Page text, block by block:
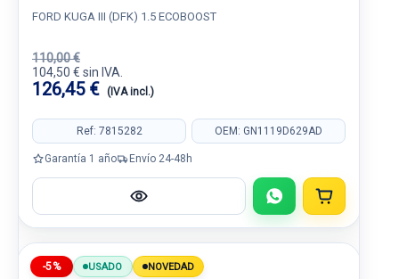
FORD KUGA III (DFK) 1.5 ECOBOOST
110,00 €
104,50 € sin IVA.
126,45 € (IVA incl.)
Ref: 7815282 OEM: GN1119D629AD
Garantía 1 año Envío 24-48h
-5% USADO NOVEDAD